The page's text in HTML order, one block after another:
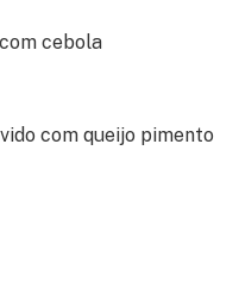
cebola
com queijo pimento